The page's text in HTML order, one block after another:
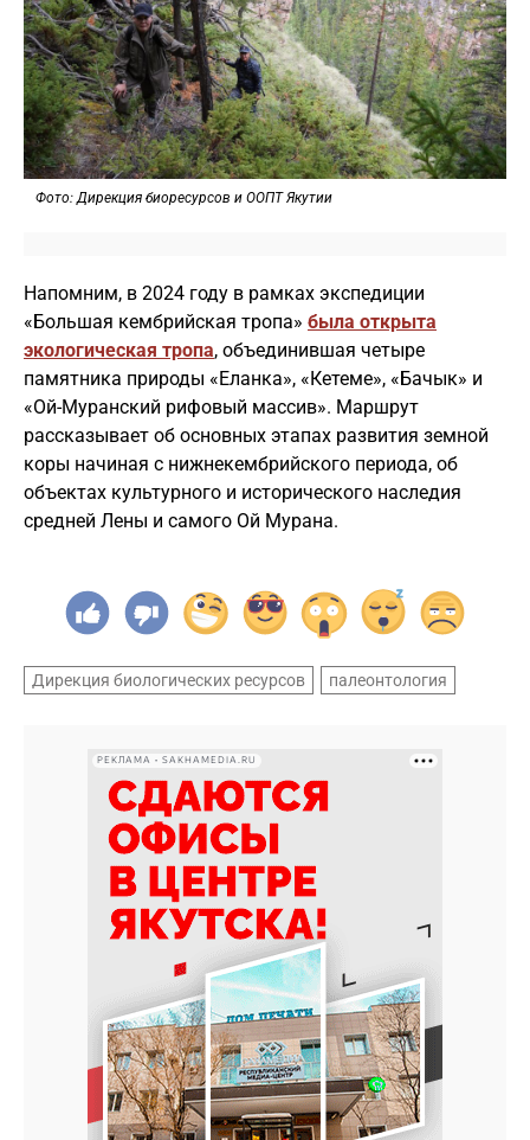
Фото: Дирекция биоресурсов и ООПТ Якутии
Напомним, в 2024 году в рамках экспедиции
«Большая кембрийская тропа» была открыта
экологическая тропа, объединившая четыре
памятника природы «Еланка», «Кетеме», «Бачык» и
«Ой-Муранский рифовый массив». Маршрут
рассказывает об основных этапах развития земной
коры начиная с нижнекембрийского периода, об
объектах культурного и исторического наследия
средней Лены и самого Ой Мурана.
Дирекция биологических ресурсов палеонтология
РЕКЛАМА • SAKHAMEDIA.RU